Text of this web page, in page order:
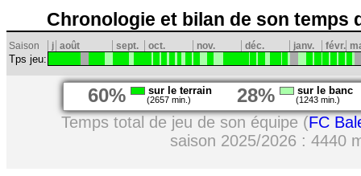
Chronologie et bilan de son temps
Saison j août sept. oct. nov. déc. janv. févr.
Tps jeu:
60% sur le terrain
(2657 min.) 28% sur le banc
(1243 min.)
Temps total de jeu de son équipe (FC
saison 2025/2026 : 4440